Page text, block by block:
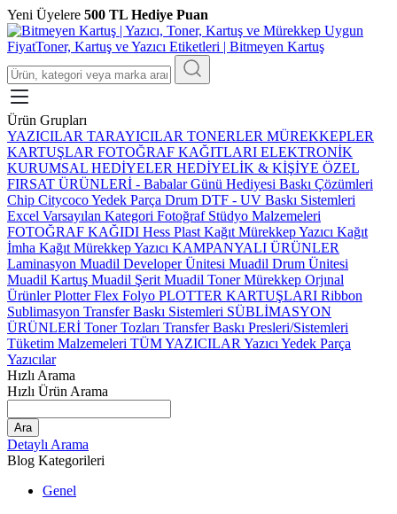
Yeni Üyelere 500 TL Hediye Puan
Ürün Grupları
YAZICILAR TARAYICILAR TONERLER MÜREKKEPLER
KARTUŞLAR FOTOĞRAF KAĞITLARI ELEKTRONİK
KURUMSAL HEDİYELER HEDİYELİK & KİŞİYE ÖZEL
FIRSAT ÜRÜNLERİ - Babalar Günü Hediyesi Baskı Çözümleri
Chip Citycoco Yedek Parça Drum DTF - UV Baskı Sistemleri
Excel Varsayılan Kategori Fotoğraf Stüdyo Malzemeleri
FOTOĞRAF KAĞIDI Hess Plast Kağıt Mürekkep Yazıcı Kağıt
İmha Kağıt Mürekkep Yazıcı KAMPANYALI ÜRÜNLER
Laminasyon Muadil Developer Ünitesi Muadil Drum Ünitesi
Muadil Kartuş Muadil Şerit Muadil Toner Mürekkep Orjınal
Ürünler Plotter Flex Folyo PLOTTER KARTUŞLARI Ribbon
Sublimasyon Transfer Baskı Sistemleri SÜBLİMASYON
ÜRÜNLERİ Toner Tozları Transfer Baskı Presleri/Sistemleri
Tüketim Malzemeleri TÜM YAZICILAR Yazıcı Yedek Parça
Yazıcılar
Hızlı Arama
Hızlı Ürün Arama
Ara
Detaylı Arama
Blog Kategorileri
Genel